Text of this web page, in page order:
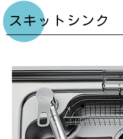
スキットシンク